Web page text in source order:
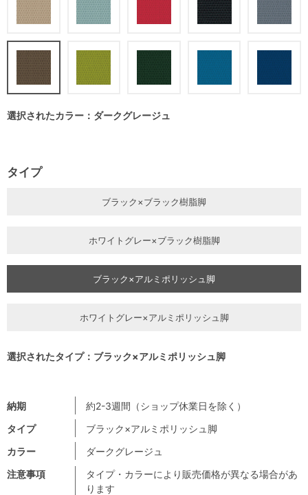
注意事項
タイプ・カラーにより販売価格が異なる場合があ
ります
納期
約2-3週間（ショップ休業日を除く）
タイプ
ブラック×アルミポリッシュ脚
カラー
ダークグレージュ
選択されたカラー：ダークグレージュ
タイプ
ブラック×ブラック樹脂脚
ホワイトグレー×ブラック樹脂脚
ブラック×アルミポリッシュ脚
ホワイトグレー×アルミポリッシュ脚
選択されたタイプ：ブラック×アルミポリッシュ脚